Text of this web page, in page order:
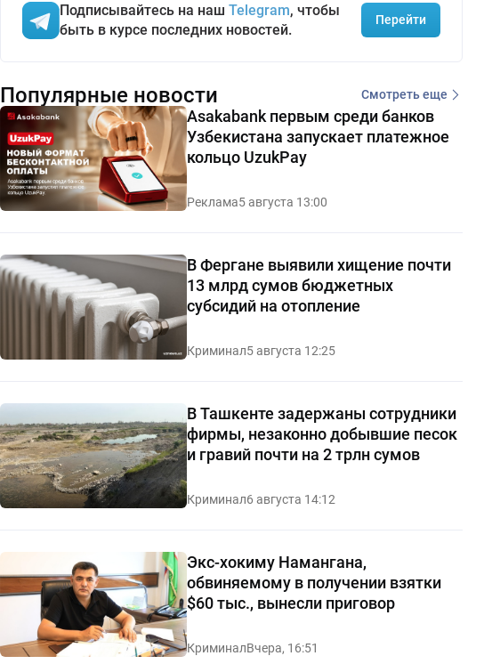
Подписывайтесь на наш Telegram, чтобы
быть в курсе последних новостей.
Перейти
Популярные новости Смотреть еще
Asakabank первым среди банков
Узбекистана запускает платежное
кольцо UzukPay
Реклама5 августа 13:00
В Фергане выявили хищение почти
13 млрд сумов бюджетных
субсидий на отопление
Криминал5 августа 12:25
В Ташкенте задержаны сотрудники
фирмы, незаконно добывшие песок
и гравий почти на 2 трлн сумов
Криминал6 августа 14:12
Экс-хокиму Намангана,
обвиняемому в получении взятки
$60 тыс., вынесли приговор
КриминалВчера, 16:51